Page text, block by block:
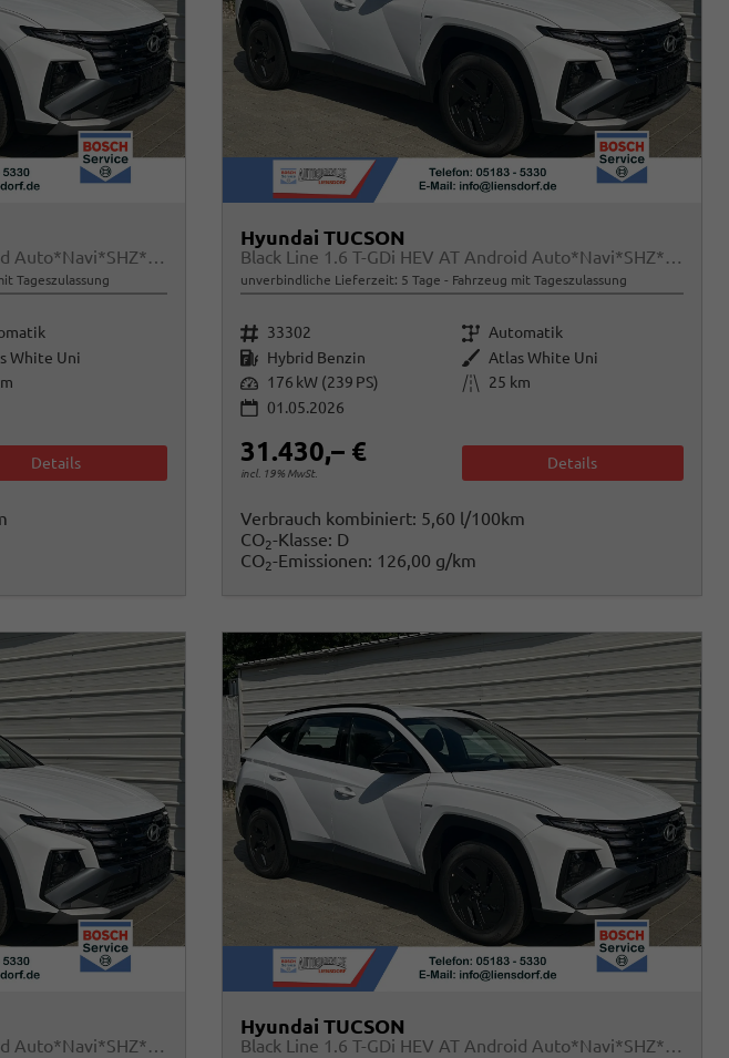
Black Line 1.6 T-GDi HEV AT Android Auto*Navi*SHZ*Kamera*2Z Klimaauto*
Tageszulassung
White Uni
Details
Hyundai TUCSON
Black Line 1.6 T-GDi HEV AT Android Auto*Navi*SHZ*Kamera*2Z Klimaauto*
unverbindliche Lieferzeit: 5 Tage Fahrzeug mit Tageszulassung
Fahrzeugnr. 33302 Getriebe Automatik
Kraftstoff Hybrid Benzin Außenfarbe Atlas White Uni
Leistung 176 kW (239 PS) Kilometerstand
25 km
01.05.2026
31.430,– €
incl. 19% MwSt.
Details
Verbrauch kombiniert: 5,60 l/100km
CO2-Klasse: D
CO2-Emissionen: 126,00 g/km
Black Line 1.6 T-GDi HEV AT Android Auto*Navi*SHZ*Kamera*2Z Klimaauto*
Hyundai TUCSON
Black Line 1.6 T-GDi HEV AT Android Auto*Navi*SHZ*Kamera*2Z Klimaauto*